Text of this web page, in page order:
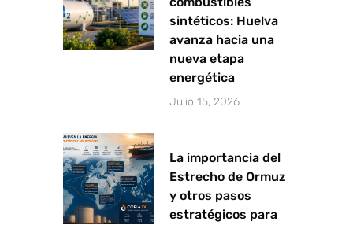
-
f
sintéticos: Huelva
avanza hacia una
nueva etapa
energética
Julio 15, 2026
La importancia del
Estrecho de Ormuz
y otros pasos
estratégicos para